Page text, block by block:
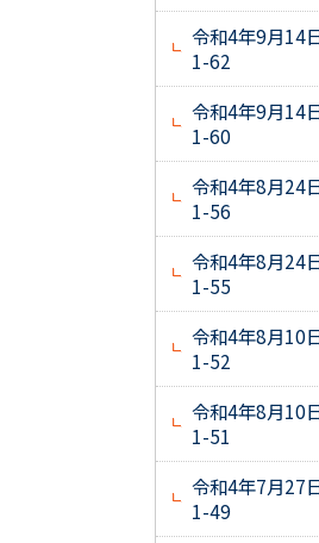
令和4年9月14
1-62
令和4年9月14
1-60
令和4年8月24
1-56
令和4年8月24
1-55
令和4年8月10
1-52
令和4年8月10
1-51
令和4年7月27
1-49